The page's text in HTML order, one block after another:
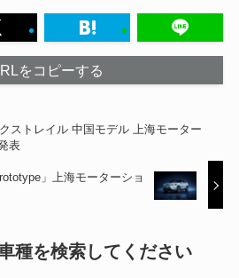
をコピーする
ストレイル 中国モデル 上海モーター
表
」上海モーターショ
種を検索してください